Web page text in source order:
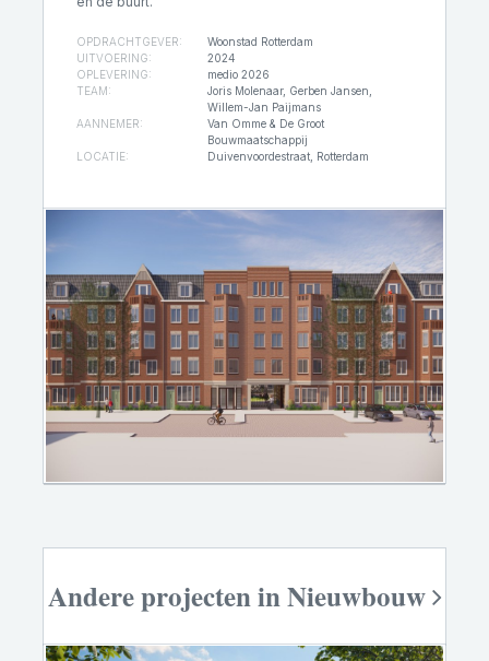
OPDRACHTGEVER:
Woonstad Rotterdam
UITVOERING:
2024
OPLEVERING:
medio 2026
TEAM:
Joris Molenaar, Gerben Jansen,
Willem-Jan Paijmans
AANNEMER:
Van Omme & De Groot
Bouwmaatschappij
LOCATIE:
Duivenvoordestraat, Rotterdam
Andere projecten in Nieuwbouw